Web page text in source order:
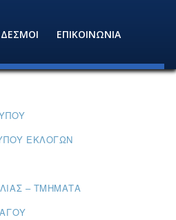
ΕΠΙΚΟΙΝΩΝΙΑ
ΕΚΛΟΓΏΝ
– ΤΜΉΜΑΤΑ